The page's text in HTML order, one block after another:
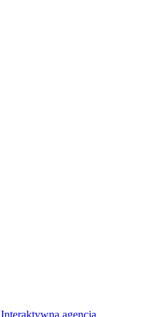
Interaktywna agencja